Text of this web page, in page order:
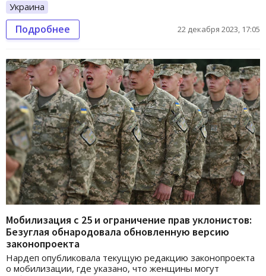
Украина
Подробнее 22 декабря 2023, 17:05
Мобилизация с 25 и ограничение прав уклонистов:
Безуглая обнародовала обновленную версию
законопроекта
Нардеп опубликовала текущую редакцию законопроекта
о мобилизации, где указано, что женщины могут